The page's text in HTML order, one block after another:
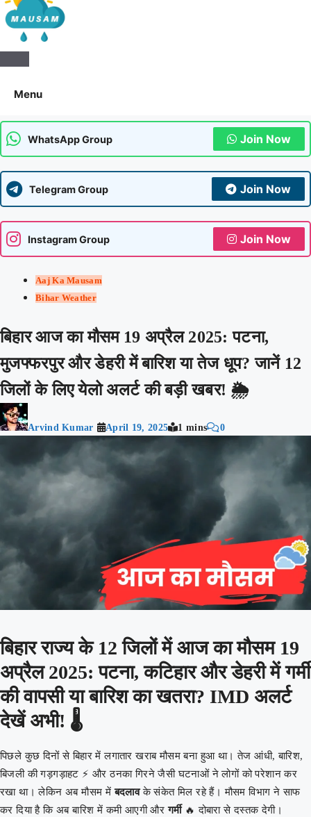
Aaj Ka Mausam | आज का
मौसम | कल का मौसम की जानकारी
सबसे पहले
Menu
WhatsApp Group Join Now
Telegram Group Join Now
Instagram Group Join Now
Aaj Ka Mausam
Bihar Weather
बिहार आज का मौसम 19 अप्रैल 2025: पटना,
मुजफ्फरपुर और डेहरी में बारिश या तेज धूप? जानें 12
जिलों के लिए येलो अलर्ट की बड़ी खबर! 🌦️
Arvind Kumar April 19, 2025 1 mins 0
बिहार राज्य के 12 जिलों में आज का मौसम 19
अप्रैल 2025: पटना, कटिहार और डेहरी में गर्मी
की वापसी या बारिश का खतरा? IMD अलर्ट
देखें अभी! 🌡️
पिछले कुछ दिनों से बिहार में लगातार खराब मौसम बना हुआ था। तेज आंधी, बारिश,
बिजली की गड़गड़ाहट ⚡ और ठनका गिरने जैसी घटनाओं ने लोगों को परेशान कर
रखा था। लेकिन अब मौसम मेंबदलावके संकेत मिल रहे हैं। मौसम विभाग ने साफ
कर दिया है कि अब बारिश में कमी आएगी औरगर्मी🔥 दोबारा से दस्तक देगी।